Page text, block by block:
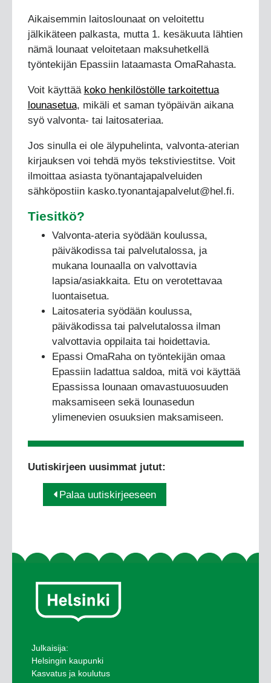
Aikaisemmin laitoslounaat on veloitettu
jälkikäteen palkasta, mutta 1. kesäkuuta lähtien
nämä lounaat veloitetaan maksuhetkellä
työntekijän Epassiin lataamasta OmaRahasta.
Voit käyttää koko henkilöstölle tarkoitettua
lounasetua, mikäli et saman työpäivän aikana
syö valvonta- tai laitosateriaa.
Jos sinulla ei ole älypuhelinta, valvonta-aterian
kirjauksen voi tehdä myös tekstiviestitse. Voit
ilmoittaa asiasta työnantajapalveluiden
sähköpostiin kasko.tyonantajapalvelut@hel.fi.
Tiesitkö?
Valvonta-ateria syödään koulussa,
päiväkodissa tai palvelutalossa, ja
mukana lounaalla on valvottavia
lapsia/asiakkaita. Etu on verotettavaa
luontaisetua.
Laitosateria syödään koulussa,
päiväkodissa tai palvelutalossa ilman
valvottavia oppilaita tai hoidettavia.
Epassi OmaRaha on työntekijän omaa
Epassiin ladattua saldoa, mitä voi käyttää
Epassissa lounaan omavastuuosuuden
maksamiseen sekä lounasedun
ylimenevien osuuksien maksamiseen.
Uutiskirjeen uusimmat jutut:
Palaa uutiskirjeeseen
Julkaisija:
Helsingin kaupunki
Kasvatus ja koulutus